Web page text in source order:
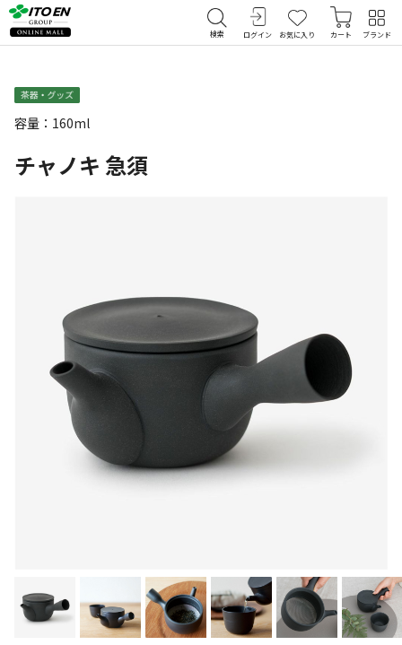
検索 ログイン お気に入り カート ブランド
容量：160ml
チャノキ 急須